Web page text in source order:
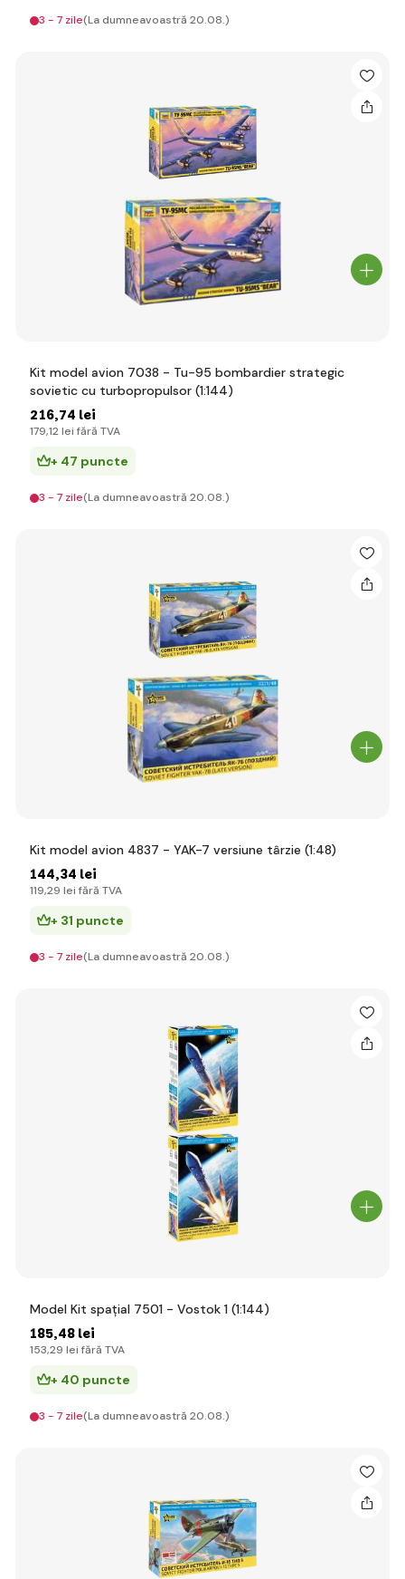
3 - 7 zile(La dumneavoastră 20.08.)
Kit model avion 7038 - Tu-95 bombardier strategic
sovietic cu turbopropulsor (1:144)
216,74 lei
179,12 lei fără TVA
+ 47 puncte
3 - 7 zile(La dumneavoastră 20.08.)
Kit model avion 4837 - YAK-7 versiune târzie (1:48)
144,34 lei
119,29 lei fără TVA
+ 31 puncte
3 - 7 zile(La dumneavoastră 20.08.)
Model Kit spațial 7501 - Vostok 1 (1:144)
185,48 lei
153,29 lei fără TVA
+ 40 puncte
3 - 7 zile(La dumneavoastră 20.08.)